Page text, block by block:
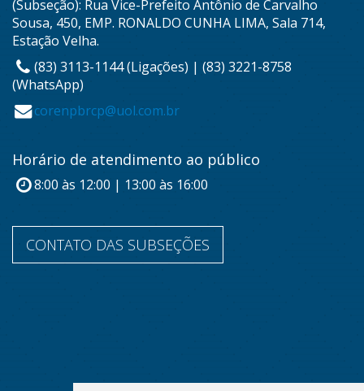
(Subseção): Rua Vice-Prefeito Antônio de Carvalho
Sousa, 450, EMP. RONALDO CUNHA LIMA, Sala 714,
Estação Velha.
(83) 3113-1144 (Ligações) | (83) 3221-8758
(WhatsApp)
corenpbrcp@uol.com.br
Horário de atendimento ao público
8:00 às 12:00 | 13:00 às 16:00
CONTATO DAS SUBSEÇÕES